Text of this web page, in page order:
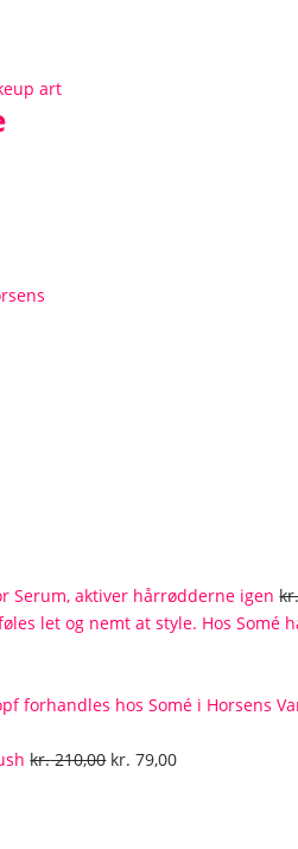
Serum, aktiver hårrødderne igen
kr.210,00 Den
kr. 79,00Den